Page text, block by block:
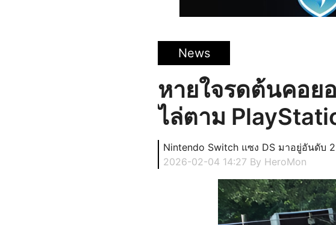
News
หายใจรดต้นคอย
ไล่ตาม
Nintendo Switch แซง DS มาอยู่อันดับ
2026-02-04 14:27 By HeroMon